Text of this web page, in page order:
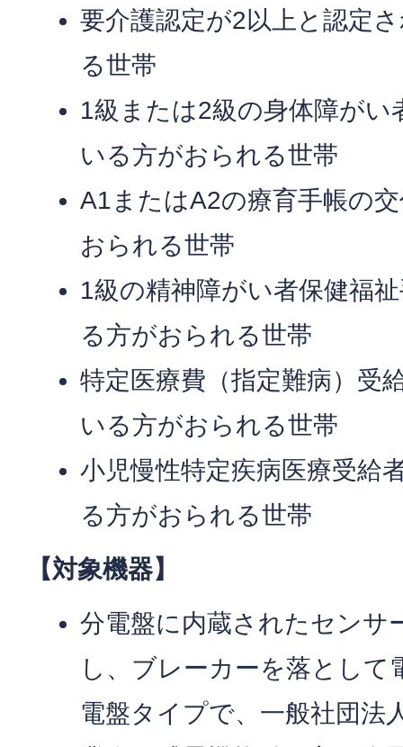
要介護認定が2以上と認定
る世帯
1級または2級の身体障がい
いる方がおられる世帯
A1またはA2の療育手帳の
おられる世帯
1級の精神障がい者保健福
る方がおられる世帯
特定医療費（指定難病）受
いる方がおられる世帯
小児慢性特定疾病医療受給
る方がおられる世帯
【対象機器】
分電盤に内蔵されたセンサ
し、ブレーカーを落として
電盤タイプで、一般社団法